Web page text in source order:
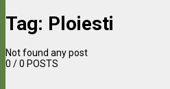
Tag: Ploiesti
Not found any post
0 / 0 POSTS